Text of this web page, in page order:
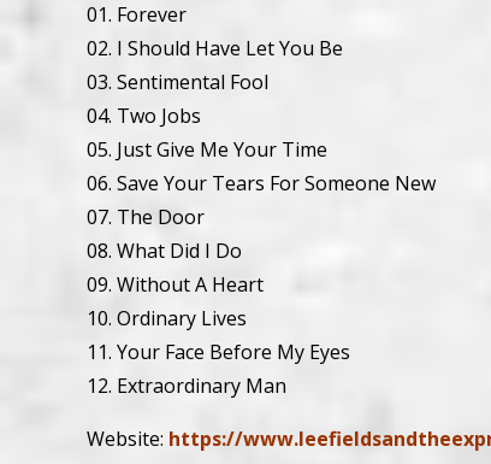
01. Forever
02. I Should Have Let You Be
03. Sentimental Fool
04. Two Jobs
05. Just Give Me Your Time
06. Save Your Tears For Someone New
07. The Door
08. What Did I Do
09. Without A Heart
10. Ordinary Lives
11. Your Face Before My Eyes
12. Extraordinary Man
Website: https://